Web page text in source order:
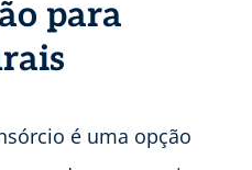
para
é uma opção